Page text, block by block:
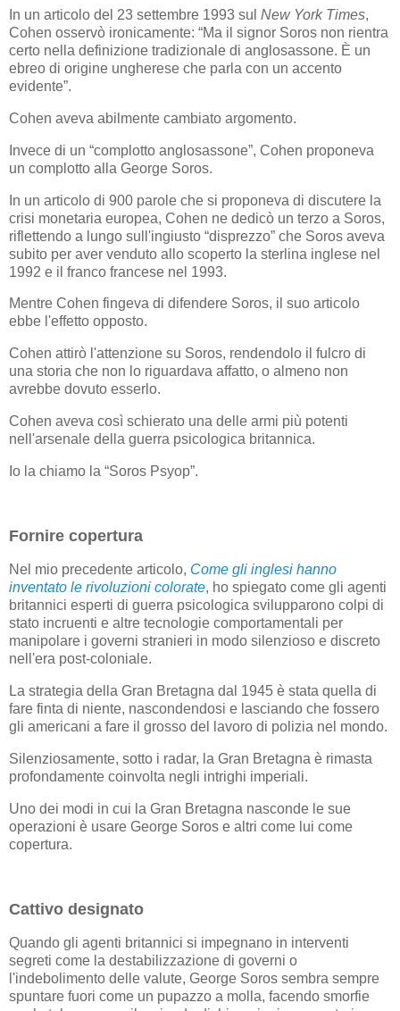
In un articolo del 23 settembre 1993 sul New York Times,
Cohen osservò ironicamente: “Ma il signor Soros non rientra
certo nella definizione tradizionale di anglosassone. È un
ebreo di origine ungherese che parla con un accento
evidente”.
Cohen aveva abilmente cambiato argomento.
Invece di un “complotto anglosassone”, Cohen proponeva
un complotto alla George Soros.
In un articolo di 900 parole che si proponeva di discutere la
crisi monetaria europea, Cohen ne dedicò un terzo a Soros,
riflettendo a lungo sull'ingiusto “disprezzo” che Soros aveva
subito per aver venduto allo scoperto la sterlina inglese nel
1992 e il franco francese nel 1993.
Mentre Cohen fingeva di difendere Soros, il suo articolo
ebbe l'effetto opposto.
Cohen attirò l'attenzione su Soros, rendendolo il fulcro di
una storia che non lo riguardava affatto, o almeno non
avrebbe dovuto esserlo.
Cohen aveva così schierato una delle armi più potenti
nell'arsenale della guerra psicologica britannica.
Io la chiamo la “Soros Psyop”.
Fornire copertura
Nel mio precedente articolo, Come gli inglesi hanno
inventato le rivoluzioni colorate, ho spiegato come gli agenti
britannici esperti di guerra psicologica svilupparono colpi di
stato incruenti e altre tecnologie comportamentali per
manipolare i governi stranieri in modo silenzioso e discreto
nell'era post-coloniale.
La strategia della Gran Bretagna dal 1945 è stata quella di
fare finta di niente, nascondendosi e lasciando che fossero
gli americani a fare il grosso del lavoro di polizia nel mondo.
Silenziosamente, sotto i radar, la Gran Bretagna è rimasta
profondamente coinvolta negli intrighi imperiali.
Uno dei modi in cui la Gran Bretagna nasconde le sue
operazioni è usare George Soros e altri come lui come
copertura.
Cattivo designato
Quando gli agenti britannici si impegnano in interventi
segreti come la destabilizzazione di governi o
l'indebolimento delle valute, George Soros sembra sempre
spuntare fuori come un pupazzo a molla, facendo smorfie